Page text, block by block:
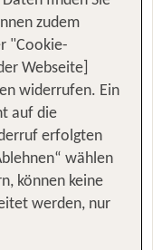
zudem
"Cookie-
Webseite]
widerrufen. Ein
auf die
erfolgten
wählen
können keine
werden, nur